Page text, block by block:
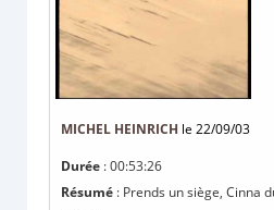
MICHEL HEINRICH le 22/09/03
Durée : 00:53:26
Résumé : Prends un siège, Cinna